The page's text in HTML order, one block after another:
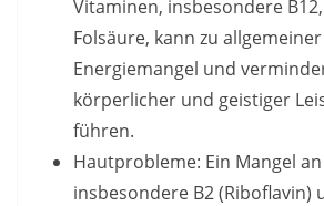
Vitaminen, insbesondere
Folsäure, kann zu
Energiemangel und
körperlicher und geistiger
führen.
Hautprobleme: Ein Mangel
insbesondere B2 (Riboflavin)